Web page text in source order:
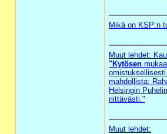
Mikä on KSP:n
Muut lehdet:
"Kytösen
mahdollista:
Helsingin
riittävästi."
Muut lehdet: